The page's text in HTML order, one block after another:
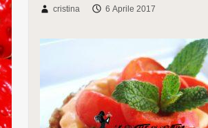
cristina 6 Aprile 2017